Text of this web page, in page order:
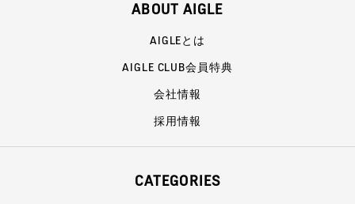
ABOUT AIGLE
AIGLEとは
AIGLE CLUB会員特典
会社情報
採用情報
CATEGORIES